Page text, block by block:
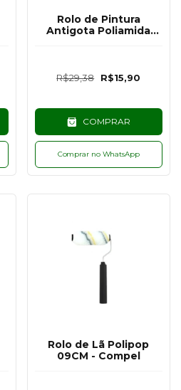
Rolo de Pintura
Antigota Poliamida
R$29,38 R$15,90
COMPRAR
Comprar no WhatsApp
Rolo de Lã Polipop
09CM - Compel